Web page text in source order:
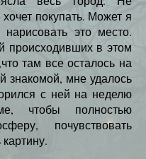
покупать. Может я
это место.
происходивших в этом
там все осталось на
знакомой, мне удалось
с ней на неделю
чтобы полностью
почувствовать